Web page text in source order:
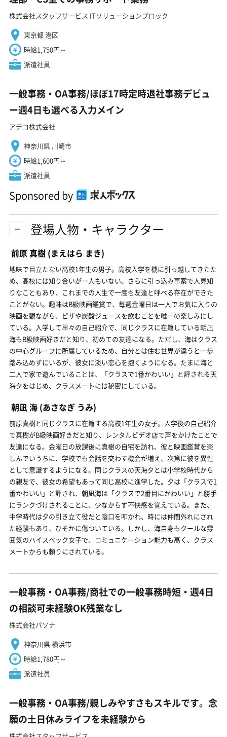
株式会社スタッフサービス ITソリューションブロック
東京都 港区
時給1,750円～
派遣社員
一般事務・OA事務/ほぼ17時定時退社事務デビュ
ー週4日も選べる入力メイン
アデコ株式会社
神奈川県 川崎市
時給1,600円～
派遣社員
Sponsored by
登場人物・キャラクター
前原 真樹 (まえはら まき)
地味で目立たない高校1年生の男子。高校入学を機に引っ越してきたた
め、高校には知り合いが一人もいない。さらに引っ込み事案で人見知
りなこともあり、これまでの人生で一度も友達と呼べる存在ができた
ことがない。趣味はB級映画鑑賞で、毎週金曜日は一人でお気に入りの
映画を観ながら、ピザや炭酸ジュースを飲むことを唯一の楽しみにし
ている。入学して早々の自己紹介で、同じクラスに在籍している朝凪
海もB級映画好きだと知り、初めての友達になる。ただし、海はクラス
の中心グループに所属しているため、自分とは住む世界が違うと一歩
踏み込めずにいるが、彼女に淡い恋心を抱くようになる。たまに海と
二人で家で遊んでいることは、「クラスで1番かわいい」と評される天
海夕をはじめ、クラスメートには秘密にしている。
朝凪 海 (あさなぎ うみ)
前原真樹と同じクラスに在籍する高校1年生の女子。入学後の自己紹介
で真樹がB級映画好きだと知り、レンタルビデオ店で声をかけたことで
友達になる。金曜日の放課後に真樹の自宅を訪れ、彼と映画鑑賞を楽
しんでいうちに、学校でも会話を交わす機会が増え、次第に彼を異性
として意識するようになる。同じクラスの天海夕とは小学校時代から
の親友で、彼女の希望もあって同じ高校に進学した。夕は「クラスで1
番かわいい」と評され、朝凪海は「クラスで2番目にかわいい」と勝手
にランクづけされることに、少なからず不快感を覚えている。また、
中学時代は夕の引き立て役だと陰口を叩かれ、時には仲間外れにされ
た経験もあり、ひそかに傷ついている。しかし、海自身もクールな雰
囲気のハイスペック女子で、コミュニケーション能力も高く、クラス
メートからも頼りにされている。
一般事務・OA事務/商社での一般事務時短・週4日
の相談可未経験OK残業なし
株式会社パソナ
神奈川県 横浜市
時給1,780円～
派遣社員
一般事務・OA事務/親しみやすさもスキルです。念
願の土日休みライフを未経験から